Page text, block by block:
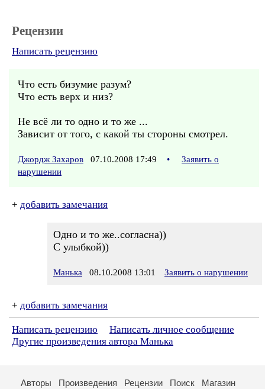
Рецензии
Написать рецензию
Что есть бизумие разум?
Что есть верх и низ?
Не всё ли то одно и то же ...
Зависит от того, с какой ты стороны смотрел.
Джордж Захаров 07.10.2008 17:49 •
Заявить о
нарушении
+ добавить замечания
Одно и то же..согласна))
С улыбкой))
Манька 08.10.2008 13:01 Заявить о нарушении
+ добавить замечания
Написать рецензию
Написать личное сообщение
Другие произведения автора Манька
Авторы Произведения Рецензии Поиск Магазин